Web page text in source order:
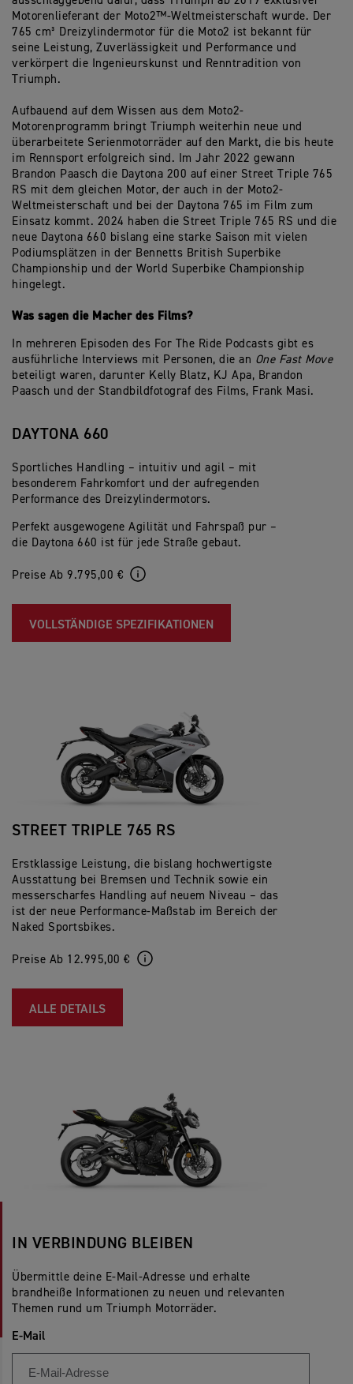
Motorenlieferant der Moto2™-Weltmeisterschaft wurde. Der
765 cm³ Dreizylindermotor für die Moto2 ist bekannt für
seine Leistung, Zuverlässigkeit und Performance und
verkörpert die Ingenieurskunst und Renntradition von
Triumph.
Aufbauend auf dem Wissen aus dem Moto2-
Motorenprogramm bringt Triumph weiterhin neue und
überarbeitete Serienmotorräder auf den Markt, die bis heute
im Rennsport erfolgreich sind. Im Jahr 2022 gewann
Brandon Paasch die Daytona 200 auf einer Street Triple 765
RS mit dem gleichen Motor, der auch in der Moto2-
Weltmeisterschaft und bei der Daytona 765 im Film zum
Einsatz kommt. 2024 haben die Street Triple 765 RS und die
neue Daytona 660 bislang eine starke Saison mit vielen
Podiumsplätzen in der Bennetts British Superbike
Championship und der World Superbike Championship
hingelegt.
Was sagen die Macher des Films?
In mehreren Episoden des For The Ride Podcasts gibt es
ausführliche Interviews mit Personen, die an One Fast Move
beteiligt waren, darunter Kelly Blatz, KJ Apa, Brandon
Paasch und der Standbildfotograf des Films, Frank Masi.
DAYTONA 660
Sportliches Handling – intuitiv und agil – mit
besonderem Fahrkomfort und der aufregenden
Performance des Dreizylindermotors.
Perfekt ausgewogene Agilität und Fahrspaß pur –
die Daytona 660 ist für jede Straße gebaut.
Preise Ab 9.795,00 €
VOLLSTÄNDIGE SPEZIFIKATIONEN
STREET TRIPLE 765 RS
Erstklassige Leistung, die bislang hochwertigste
Ausstattung bei Bremsen und Technik sowie ein
messerscharfes Handling auf neuem Niveau – das
ist der neue Performance-Maßstab im Bereich der
Naked Sportsbikes.
Preise Ab 12.995,00 €
ALLE DETAILS
IN VERBINDUNG BLEIBEN
Übermittle deine E-Mail-Adresse und erhalte
brandheiße Informationen zu neuen und relevanten
Themen rund um Triumph Motorräder.
E-Mail